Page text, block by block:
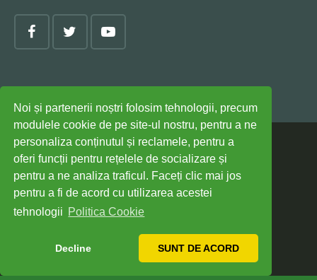
Noi și partenerii noștri folosim tehnologii, precum
modulele cookie de pe site-ul nostru, pentru a ne
personaliza conținutul și reclamele, pentru a
oferi funcții pentru rețelele de socializare și
pentru a ne analiza traficul. Faceți clic mai jos
pentru a fi de acord cu utilizarea acestei
tehnologii Politica Cookie
Decline SUNT DE ACORD
© Design made byRED FROG AGENTIE S.R.L.
Cataloage
Portofoliu sere din sticlă
Contact